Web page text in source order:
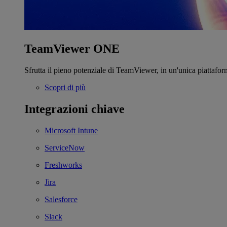
TeamViewer ONE
Sfrutta il pieno potenziale di TeamViewer, in un'unica
Scopri di più
Integrazioni chiave
Microsoft Intune
ServiceNow
Freshworks
Jira
Salesforce
Slack